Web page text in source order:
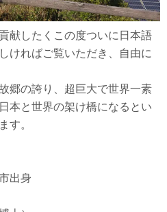
献したくこの度ついに日本語
ければご覧いただき、自由に
郷の誇り、超巨大で世界一素
本と世界の架け橋になるとい
す。
出身